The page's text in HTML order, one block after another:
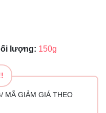
lượng: 150g
MÃ GIẢM GIÁ THEO